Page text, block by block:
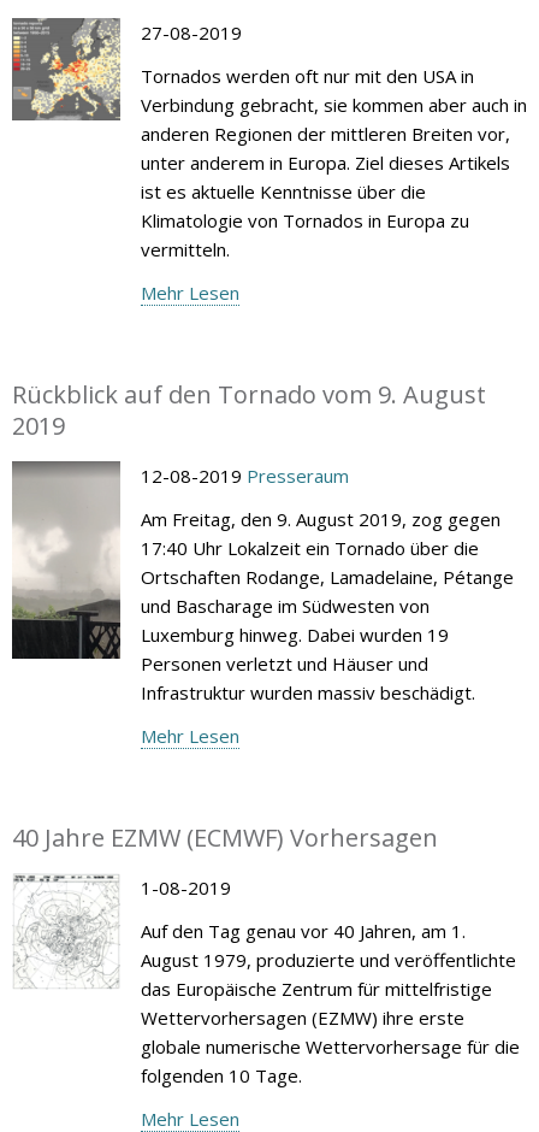
27-08-2019
Tornados werden oft nur mit den USA in
Verbindung gebracht, sie kommen aber auch in
anderen Regionen der mittleren Breiten vor,
unter anderem in Europa. Ziel dieses Artikels
ist es aktuelle Kenntnisse über die
Klimatologie von Tornados in Europa zu
vermitteln.
Mehr Lesen
Rückblick auf den Tornado vom 9. August
2019
12-08-2019 Presseraum
Am Freitag, den 9. August 2019, zog gegen
17:40 Uhr Lokalzeit ein Tornado über die
Ortschaften Rodange, Lamadelaine, Pétange
und Bascharage im Südwesten von
Luxemburg hinweg. Dabei wurden 19
Personen verletzt und Häuser und
Infrastruktur wurden massiv beschädigt.
Mehr Lesen
40 Jahre EZMW (ECMWF) Vorhersagen
1-08-2019
Auf den Tag genau vor 40 Jahren, am 1.
August 1979, produzierte und veröffentlichte
das Europäische Zentrum für mittelfristige
Wettervorhersagen (EZMW) ihre erste
globale numerische Wettervorhersage für die
folgenden 10 Tage.
Mehr Lesen